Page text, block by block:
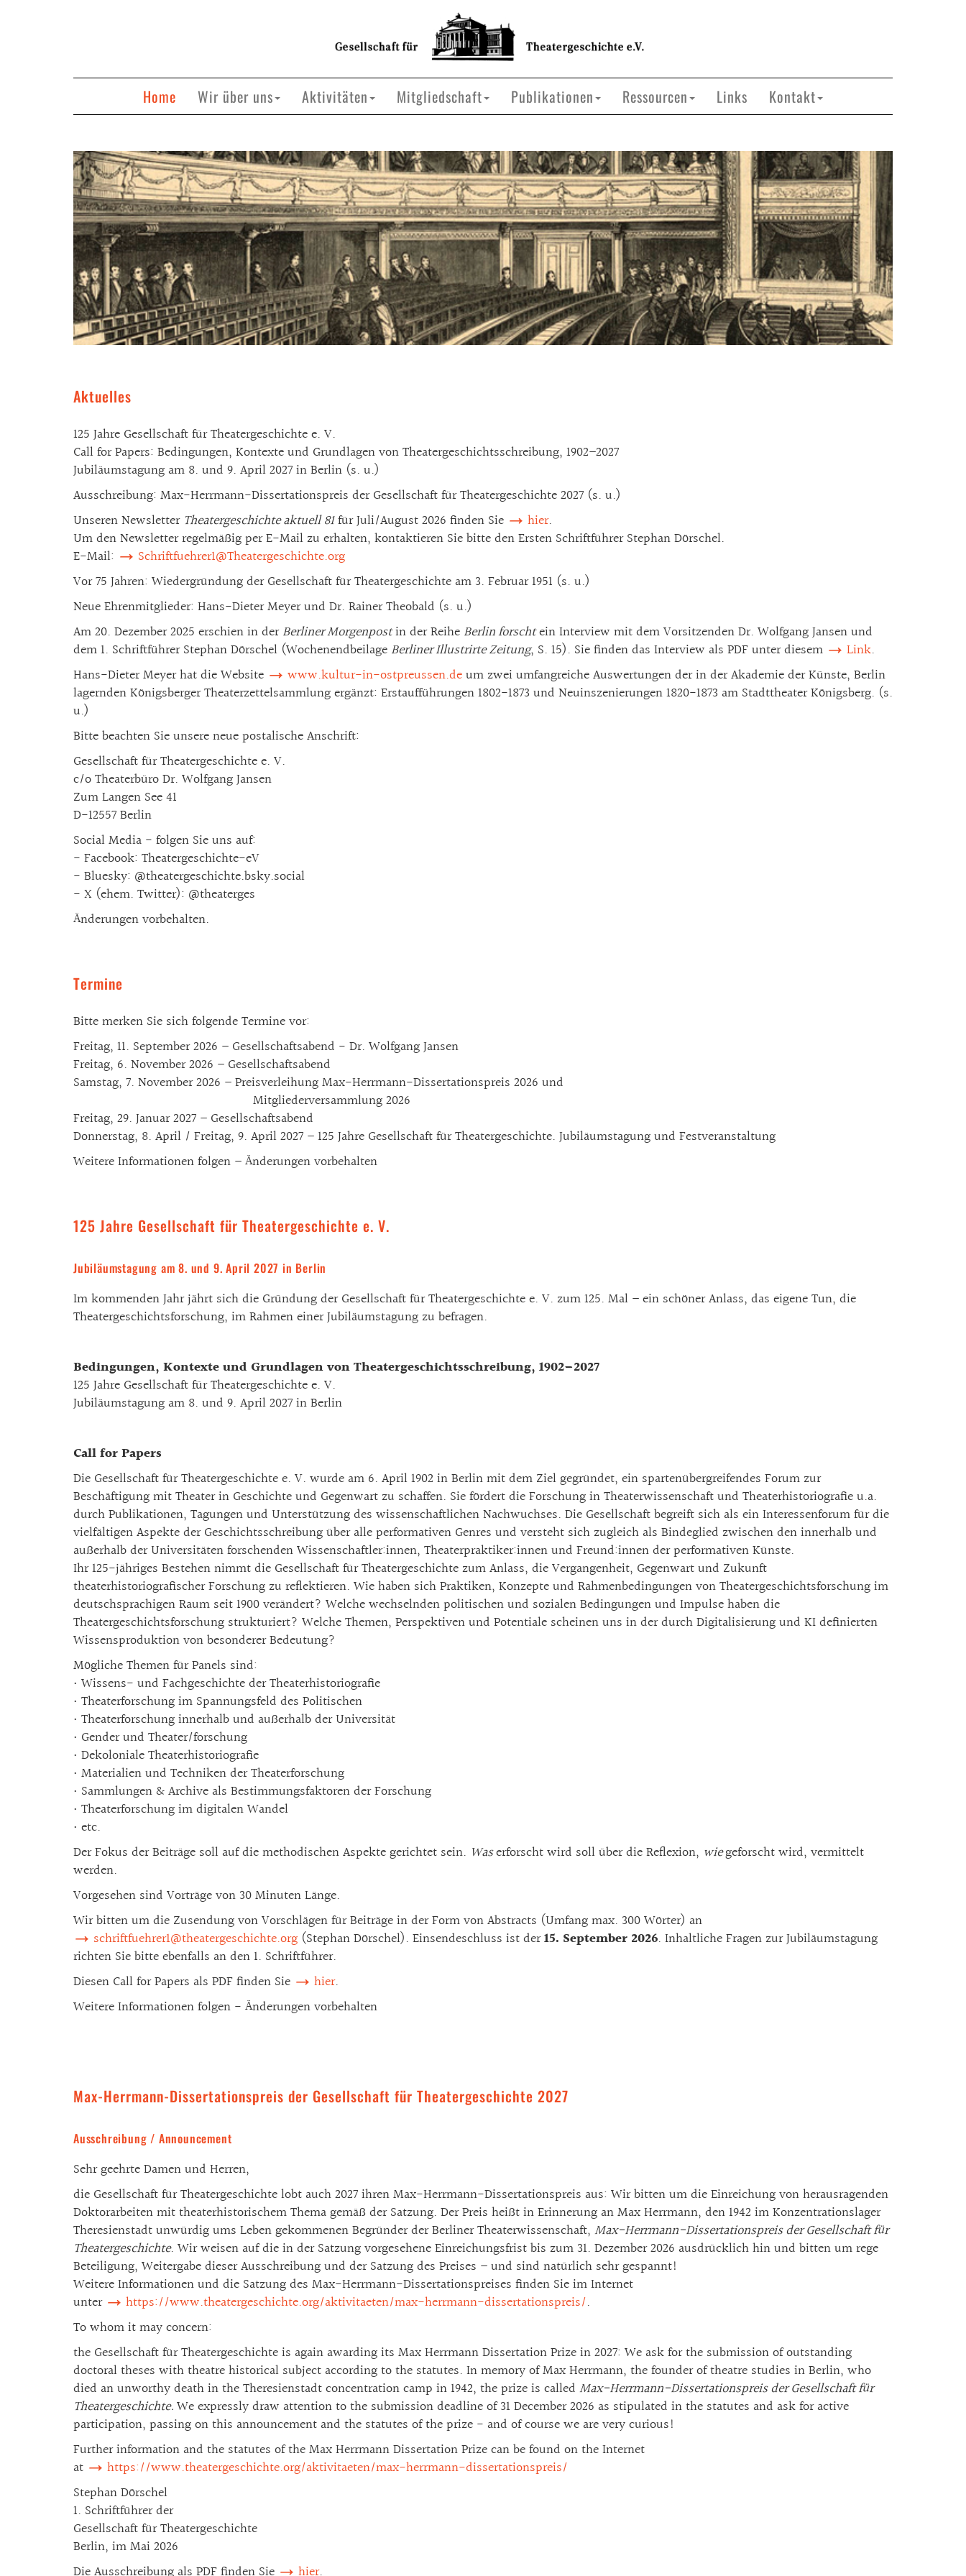
Home Wir über uns Aktivitäten Mitgliedschaft Publikationen Ressourcen Links Kontakt
Aktuelles
125 Jahre Gesellschaft für Theatergeschichte e. V.
Call for Papers: Bedingungen, Kontexte und Grundlagen von Theatergeschichtsschreibung, 1902–2027
Jubiläumstagung am 8. und 9. April 2027 in Berlin (s. u.)
Ausschreibung: Max-Herrmann-Dissertationspreis der Gesellschaft für Theatergeschichte 2027 (s. u.)
Unseren Newsletter Theatergeschichte aktuell 81für Juli/August 2026 finden Sie hier.
Um den Newsletter regelmäßig per E-Mail zu erhalten, kontaktieren Sie bitte den Ersten Schriftführer Stephan Dörschel.
E-Mail:
Schriftfuehrer1@Theatergeschichte.org
Vor 75 Jahren: Wiedergründung der Gesellschaft für Theatergeschichte am 3. Februar 1951 (s. u.)
Neue Ehrenmitglieder: Hans-Dieter Meyer und Dr. Rainer Theobald (s. u.)
Am 20. Dezember 2025 erschien in derBerliner Morgenpostin der Reihe Berlin forschtein Interview mit dem Vorsitzenden Dr. Wolfgang Jansen und
dem 1. Schriftführer Stephan Dörschel (Wochenendbeilage Berliner Illustrirte Zeitung, S. 15). Sie finden das Interview als PDF unter diesem Link.
Hans-Dieter Meyer hat die Website
www.kultur-in-ostpreussen.deum zwei umfangreiche Auswertungen der in der Akademie der Künste, Berlin
lagernden Königsberger Theaterzettelsammlung ergänzt: Erstaufführungen 1802-1873 und Neuinszenierungen 1820-1873 am Stadttheater Königsberg. (s.
u.)
Bitte beachten Sie unsere neue postalische Anschrift:
Gesellschaft für Theatergeschichte e. V.
c/o Theaterbüro Dr. Wolfgang Jansen
Zum Langen See 41
D-12557 Berlin
Social Media - folgen Sie uns auf:
- Facebook: Theatergeschichte-eV
- Bluesky: @theatergeschichte.bsky.social
- X (ehem. Twitter): @theaterges
Änderungen vorbehalten.
Termine
Bitte merken Sie sich folgende Termine vor:
Freitag, 11. September 2026 – Gesellschaftsabend - Dr. Wolfgang Jansen
Freitag, 6. November 2026 – Gesellschaftsabend
Samstag, 7. November 2026 – Preisverleihung Max-Herrmann-Dissertationspreis 2026 und
Mitgliederversammlung 2026
Freitag, 29. Januar 2027 – Gesellschaftsabend
Donnerstag, 8. April / Freitag, 9. April 2027 – 125 Jahre Gesellschaft für Theatergeschichte. Jubiläumstagung und Festveranstaltung
Weitere Informationen folgen – Änderungen vorbehalten
125 Jahre Gesellschaft für Theatergeschichte e. V.
Jubiläumstagung am 8. und 9. April 2027 in Berlin
Im kommenden Jahr jährt sich die Gründung der Gesellschaft für Theatergeschichte e. V. zum 125. Mal – ein schöner Anlass, das eigene Tun, die
Theatergeschichtsforschung, im Rahmen einer Jubiläumstagung zu befragen.
Bedingungen, Kontexte und Grundlagen von Theatergeschichtsschreibung, 1902–2027
125 Jahre Gesellschaft für Theatergeschichte e. V.
Jubiläumstagung am 8. und 9. April 2027 in Berlin
Call for Papers
Die Gesellschaft für Theatergeschichte e. V. wurde am 6. April 1902 in Berlin mit dem Ziel gegründet, ein spartenübergreifendes Forum zur
Beschäftigung mit Theater in Geschichte und Gegenwart zu schaffen. Sie fördert die Forschung in Theaterwissenschaft und Theaterhistoriografie u.a.
durch Publikationen, Tagungen und Unterstützung des wissenschaftlichen Nachwuchses. Die Gesellschaft begreift sich als ein Interessenforum für die
vielfältigen Aspekte der Geschichtsschreibung über alle performativen Genres und versteht sich zugleich als Bindeglied zwischen den innerhalb und
außerhalb der Universitäten forschenden Wissenschaftler:innen, Theaterpraktiker:innen und Freund:innen der performativen Künste.
Ihr 125-jähriges Bestehen nimmt die Gesellschaft für Theatergeschichte zum Anlass, die Vergangenheit, Gegenwart und Zukunft
theaterhistoriografischer Forschung zu reflektieren. Wie haben sich Praktiken, Konzepte und Rahmenbedingungen von Theatergeschichtsforschung im
deutschsprachigen Raum seit 1900 verändert? Welche wechselnden politischen und sozialen Bedingungen und Impulse haben die
Theatergeschichtsforschung strukturiert? Welche Themen, Perspektiven und Potentiale scheinen uns in der durch Digitalisierung und KI definierten
Wissensproduktion von besonderer Bedeutung?
Mögliche Themen für Panels sind:
• Wissens- und Fachgeschichte der Theaterhistoriografie
• Theaterforschung im Spannungsfeld des Politischen
• Theaterforschung innerhalb und außerhalb der Universität
• Gender und Theater/forschung
• Dekoloniale Theaterhistoriografie
• Materialien und Techniken der Theaterforschung
• Sammlungen & Archive als Bestimmungsfaktoren der Forschung
• Theaterforschung im digitalen Wandel
• etc.
Der Fokus der Beiträge soll auf die methodischen Aspekte gerichtet sein. Waserforscht wird soll über die Reflexion, wiegeforscht wird, vermittelt
werden.
Vorgesehen sind Vorträge von 30 Minuten Länge.
Wir bitten um die Zusendung von Vorschlägen für Beiträge in der Form von Abstracts (Umfang max. 300 Wörter) an
schriftfuehrer1@theatergeschichte.org (Stephan Dörschel). Einsendeschluss ist der15. September 2026. Inhaltliche Fragen zur Jubiläumstagung
richten Sie bitte ebenfalls an den 1. Schriftführer.
Diesen Call for Papers als PDF finden Sie
hier.
Weitere Informationen folgen - Änderungen vorbehalten
Max-Herrmann-Dissertationspreis der Gesellschaft für Theatergeschichte 2027
Ausschreibung / Announcement
Sehr geehrte Damen und Herren,
die Gesellschaft für Theatergeschichte lobt auch 2027 ihren Max-Herrmann-Dissertationspreis aus: Wir bitten um die Einreichung von herausragenden
Doktorarbeiten mit theaterhistorischem Thema gemäß der Satzung. Der Preis heißt in Erinnerung an Max Herrmann, den 1942 im Konzentrationslager
Theresienstadt unwürdig ums Leben gekommenen Begründer der Berliner Theaterwissenschaft, Max-Herrmann-Dissertationspreis der Gesellschaft für
Theatergeschichte. Wir weisen auf die in der Satzung vorgesehene Einreichungsfrist bis zum 31. Dezember 2026 ausdrücklich hin und bitten um rege
Beteiligung, Weitergabe dieser Ausschreibung und der Satzung des Preises – und sind natürlich sehr gespannt!
Weitere Informationen und die Satzung des Max-Herrmann-Dissertationspreises finden Sie im Internet
unter
https://www.theatergeschichte.org/aktivitaeten/max-herrmann-dissertationspreis/.
To whom it may concern:
the Gesellschaft für Theatergeschichte is again awarding its Max Herrmann Dissertation Prize in 2027: We ask for the submission of outstanding
doctoral theses with theatre historical subject according to the statutes. In memory of Max Herrmann, the founder of theatre studies in Berlin, who
died an unworthy death in the Theresienstadt concentration camp in 1942, the prize is called Max-Herrmann-Dissertationspreis der Gesellschaft für
Theatergeschichte.We expressly draw attention to the submission deadline of 31 December 2026 as stipulated in the statutes and ask for active
participation, passing on this announcement and the statutes of the prize - and of course we are very curious!
Further information and the statutes of the Max Herrmann Dissertation Prize can be found on the Internet
at
https://www.theatergeschichte.org/aktivitaeten/max-herrmann-dissertationspreis/
Stephan Dörschel
1. Schriftführer der
Gesellschaft für Theatergeschichte
Berlin, im Mai 2026